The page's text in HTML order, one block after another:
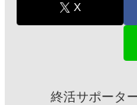
X
終活サポータ